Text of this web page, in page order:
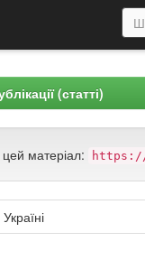
(статті)
матеріал: https://